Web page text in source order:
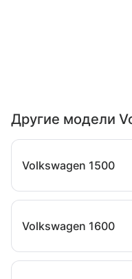
Другие модели
Volkswagen 1500
Volkswagen 1600